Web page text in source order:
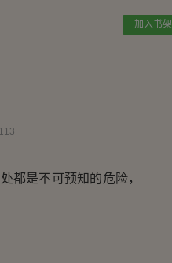
加入书架
是不可预知的危险，